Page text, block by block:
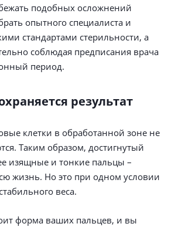
подобных осложнений
опытного специалиста и
стандартами стерильности, а
соблюдая предписания врача
период.
результат
клетки в обработанной зоне не
Таким образом, достигнутый
изящные и тонкие пальцы –
жизнь. Но это при одном условии
веса.
форма ваших пальцев, и вы